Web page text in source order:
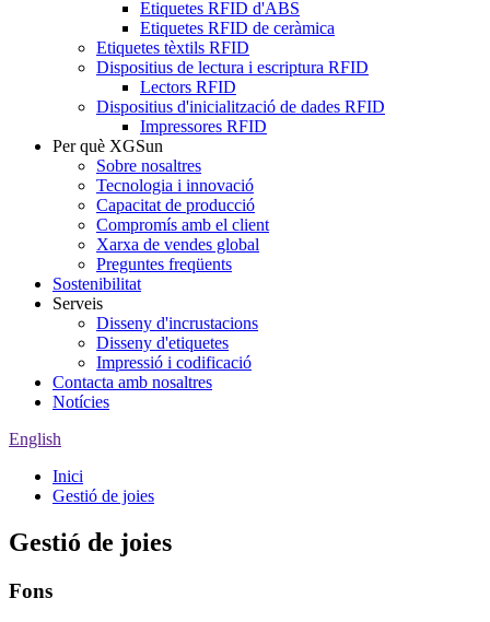
Etiquetes RFID d'ABS
Etiquetes RFID de ceràmica
Etiquetes tèxtils RFID
Dispositius de lectura i escriptura RFID
Lectors RFID
Dispositius d'inicialització de dades RFID
Impressores RFID
Per què XGSun
Sobre nosaltres
Tecnologia i innovació
Capacitat de producció
Compromís amb el client
Xarxa de vendes global
Preguntes freqüents
Sostenibilitat
Serveis
Disseny d'incrustacions
Disseny d'etiquetes
Impressió i codificació
Contacta amb nosaltres
Notícies
English
Inici
Gestió de joies
Gestió de joies
Fons